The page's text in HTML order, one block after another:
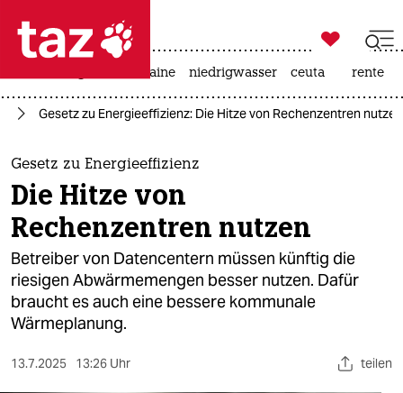
 taz zahl ich
taz zahl ich
themen
politik
öko
gesellschaft
kultur
sport

taz zahl ich
krieg in der ukraine niedrigwasser ceuta rente
Gesetz zu Energieeffizienz: Die Hitze von Rechenzentren nutzen
Gesetz zu Energieeffizienz
Die Hitze von
Rechenzentren nutzen
Betreiber von Datencentern müssen künftig die
riesigen Abwärmemengen besser nutzen. Dafür
braucht es auch eine bessere kommunale
Wärmeplanung.
13.7.2025 13:26 Uhr teilen